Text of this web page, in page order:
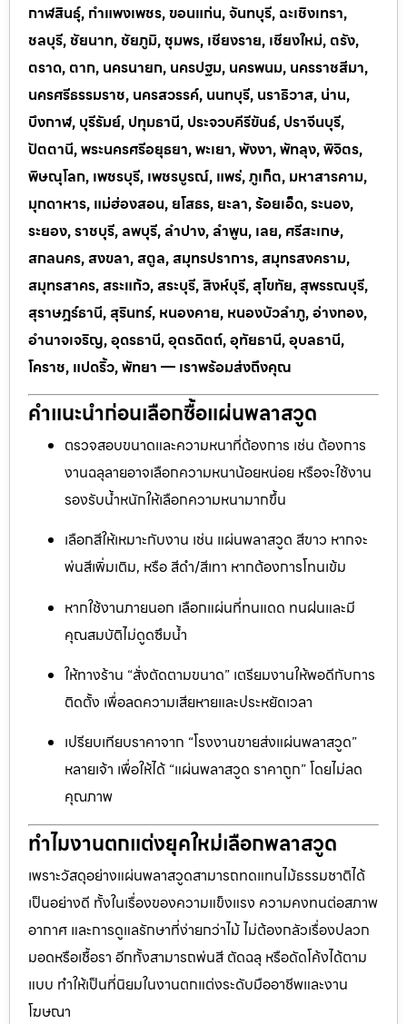
กาฬสินธุ์, กำแพงเพชร, ขอนแก่น, จันทบุรี, ฉะเชิงเทรา,
ชลบุรี, ชัยนาท, ชัยภูมิ, ชุมพร, เชียงราย, เชียงใหม่, ตรัง,
ตราด, ตาก, นครนายก, นครปฐม, นครพนม, นครราชสีมา,
นครศรีธรรมราช, นครสวรรค์, นนทบุรี, นราธิวาส, น่าน,
บึงกาฬ, บุรีรัมย์, ปทุมธานี, ประจวบคีรีขันธ์, ปราจีนบุรี,
ปัตตานี, พระนครศรีอยุธยา, พะเยา, พังงา, พัทลุง, พิจิตร,
พิษณุโลก, เพชรบุรี, เพชรบูรณ์, แพร่, ภูเก็ต, มหาสารคาม,
มุกดาหาร, แม่ฮ่องสอน, ยโสธร, ยะลา, ร้อยเอ็ด, ระนอง,
ระยอง, ราชบุรี, ลพบุรี, ลำปาง, ลำพูน, เลย, ศรีสะเกษ,
สกลนคร, สงขลา, สตูล, สมุทรปราการ, สมุทรสงคราม,
สมุทรสาคร, สระแก้ว, สระบุรี, สิงห์บุรี, สุโขทัย, สุพรรณบุรี,
สุราษฎร์ธานี, สุรินทร์, หนองคาย, หนองบัวลำภู, อ่างทอง,
อำนาจเจริญ, อุดรธานี, อุตรดิตถ์, อุทัยธานี, อุบลธานี,
โคราช, แปดริ้ว, พัทยา — เราพร้อมส่งถึงคุณ
คำแนะนำก่อนเลือกซื้อแผ่นพลาสวูด
ตรวจสอบขนาดและความหนาที่ต้องการ เช่น ต้องการ
งานฉลุลายอาจเลือกความหนาน้อยหน่อย หรือจะใช้งาน
รองรับน้ำหนักให้เลือกความหนามากขึ้น
เลือกสีให้เหมาะกับงาน เช่น แผ่นพลาสวูด สีขาว หากจะ
พ่นสีเพิ่มเติม, หรือ สีดำ/สีเทา หากต้องการโทนเข้ม
หากใช้งานภายนอก เลือกแผ่นที่ทนแดด ทนฝนและมี
คุณสมบัติไม่ดูดซึมน้ำ
ให้ทางร้าน “สั่งตัดตามขนาด” เตรียมงานให้พอดีกับการ
ติดตั้ง เพื่อลดความเสียหายและประหยัดเวลา
เปรียบเทียบราคาจาก “โรงงานขายส่งแผ่นพลาสวูด”
หลายเจ้า เพื่อให้ได้ “แผ่นพลาสวูด ราคาถูก” โดยไม่ลด
คุณภาพ
ทำไมงานตกแต่งยุคใหม่เลือกพลาสวูด
เพราะวัสดุอย่างแผ่นพลาสวูดสามารถทดแทนไม้ธรรมชาติได้
เป็นอย่างดี ทั้งในเรื่องของความแข็งแรง ความคงทนต่อสภาพ
อากาศ และการดูแลรักษาที่ง่ายกว่าไม้ ไม่ต้องกลัวเรื่องปลวก
มอดหรือเชื้อรา อีกทั้งสามารถพ่นสี ตัดฉลุ หรือดัดโค้งได้ตาม
แบบ ทำให้เป็นที่นิยมในงานตกแต่งระดับมืออาชีพและงาน
โฆษณา